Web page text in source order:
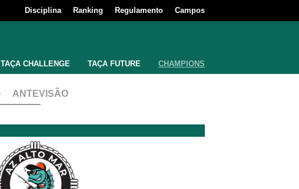
Disciplina Ranking Regulamento Campos
TAÇA CHALLENGE TAÇA FUTURE CHAMPIONS
ANTEVISÃO